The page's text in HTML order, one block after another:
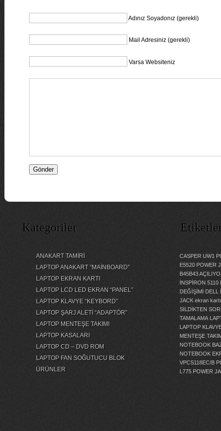
Adınız Soyadonız (gerekli)
Mail Adresiniz (gerekli)
Varsa Websiteniz
Kategoriler
ANAKART TAMİRİ
LAPTOP ANAKART “MAİNBOARD”
LAPTOP EKRAN KARTI
LAPTOP LCD LED EKRAN “PANEL”
LAPTOP KLAVYE “KEYBORD”
LAPTOP ŞARJ ALETİ “ADAPTÖR”
LAPTOP MENTEŞE TAKIMI
LAPTOP KASALARI
LAPTOP CD – DVD ROM
LAPTOP FAN SOĞUTUCU BLOK
ÜRÜNLER
CASPER UW1
E5520 POWER
B45B43
İNSPİRON
DEĞİŞİMİ
DELL
JACK ekran
SİLDİKTEN
TAMALAMA
LAPTOP
MENTEŞE
NOTEBOOK
NOTEBOOK
VPCS118EC/B
L775 POWER